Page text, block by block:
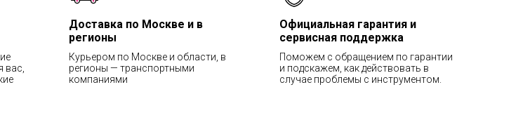
вас,
Доставка по Москве и в
регионы
Курьером по Москве и области, в
регионы — транспортными
компаниями
Официальная гарантия и
сервисная поддержка
Поможем с обращением по гарантии
и подскажем, как действовать в
случае проблемы с инструментом.